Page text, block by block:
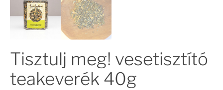
Tisztulj meg! vesetisztító
teakeverék 40g